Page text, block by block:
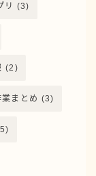
リ (3)
(2)
まとめ (3)